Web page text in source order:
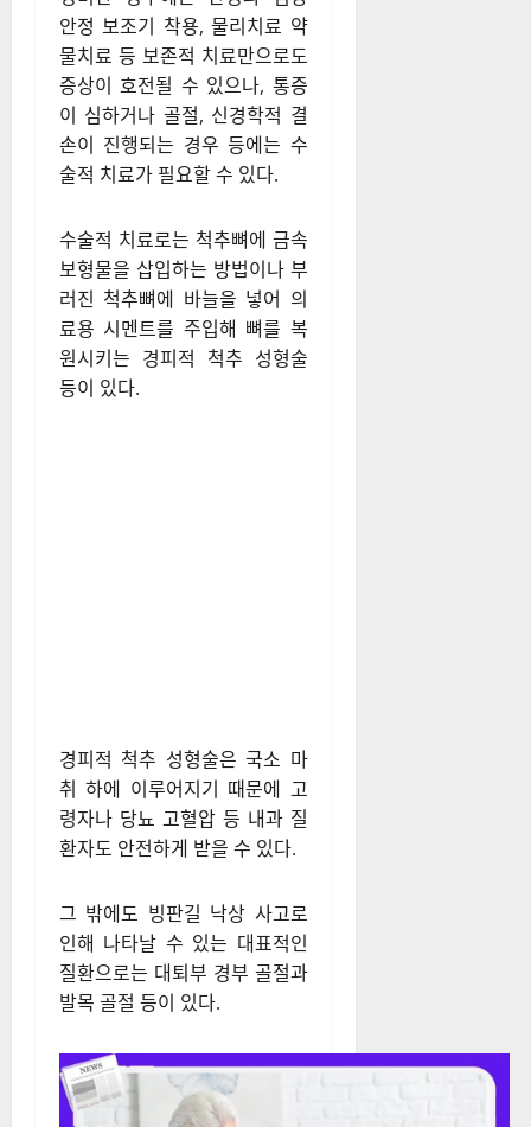
안정 보조기 착용, 물리치료 약
물치료 등 보존적 치료만으로도
증상이 호전될 수 있으나, 통증
이 심하거나 골절, 신경학적 결
손이 진행되는 경우 등에는 수
술적 치료가 필요할 수 있다.
수술적 치료로는 척추뼈에 금속
보형물을 삽입하는 방법이나 부
러진 척추뼈에 바늘을 넣어 의
료용 시멘트를 주입해 뼈를 복
원시키는 경피적 척추 성형술
등이 있다.
경피적 척추 성형술은 국소 마
취 하에 이루어지기 때문에 고
령자나 당뇨 고혈압 등 내과 질
환자도 안전하게 받을 수 있다.
그 밖에도 빙판길 낙상 사고로
인해 나타날 수 있는 대표적인
질환으로는 대퇴부 경부 골절과
발목 골절 등이 있다.